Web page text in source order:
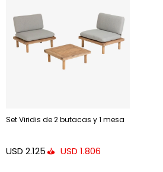
Set Viridis de 2 butacas y 1 mesa
USD 2.125 USD 1.806